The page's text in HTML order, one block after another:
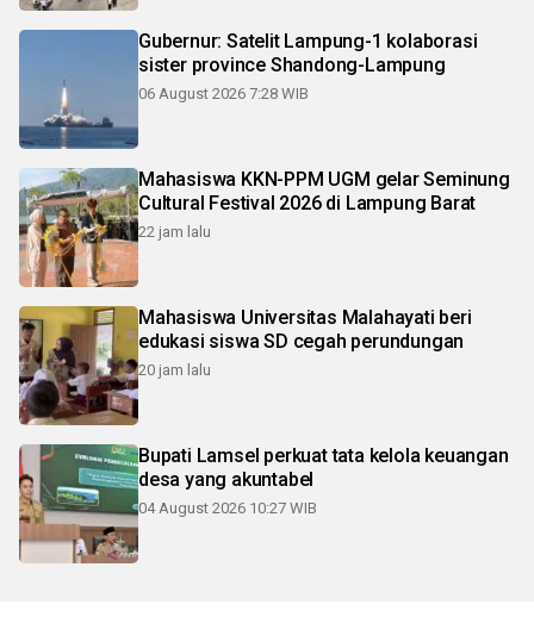
Gubernur: Satelit Lampung-1 kolaborasi
sister province Shandong-Lampung
06 August 2026 7:28 WIB
Mahasiswa KKN-PPM UGM gelar Seminung
Cultural Festival 2026 di Lampung Barat
22 jam lalu
Mahasiswa Universitas Malahayati beri
edukasi siswa SD cegah perundungan
20 jam lalu
Bupati Lamsel perkuat tata kelola keuangan
desa yang akuntabel
04 August 2026 10:27 WIB